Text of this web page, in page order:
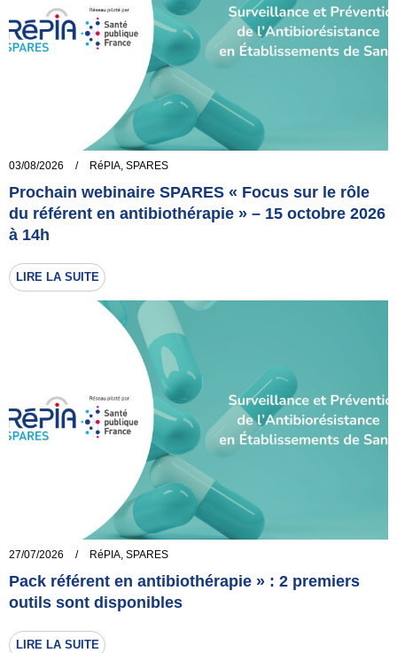
03/08/2026 / RéPIA, SPARES
Prochain webinaire SPARES « Focus sur le rôle
du référent en antibiothérapie » – 15 octobre 2026
à 14h
LIRE LA SUITE
27/07/2026 / RéPIA, SPARES
Pack référent en antibiothérapie » : 2 premiers
outils sont disponibles
LIRE LA SUITE